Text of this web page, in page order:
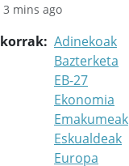
mins ago
Adinekoak
Bazterketa
EB-27
Ekonomia
Emakumeak
Eskualdeak
Europa